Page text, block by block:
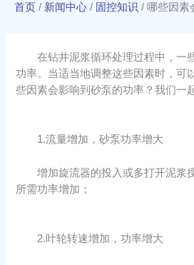
首页 / 新闻中心 / 固控知识 / 哪些因素
在钻井泥浆循环处理过程中，一
功率。当适当地调整这些因素时，可
些因素会影响到砂泵的功率？我们一
1.流量增加，砂泵功率增大
增加旋流器的投入或多打开泥浆搅
所需功率增加；
2.叶轮转速增加，功率增大